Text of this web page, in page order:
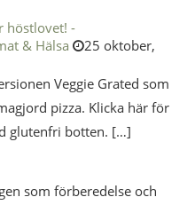
höstlovet! -
& Hälsa
25 oktober,
Veggie Grated som
pizza. Klicka här för
glutenfri botten. […]
som förberedelse och